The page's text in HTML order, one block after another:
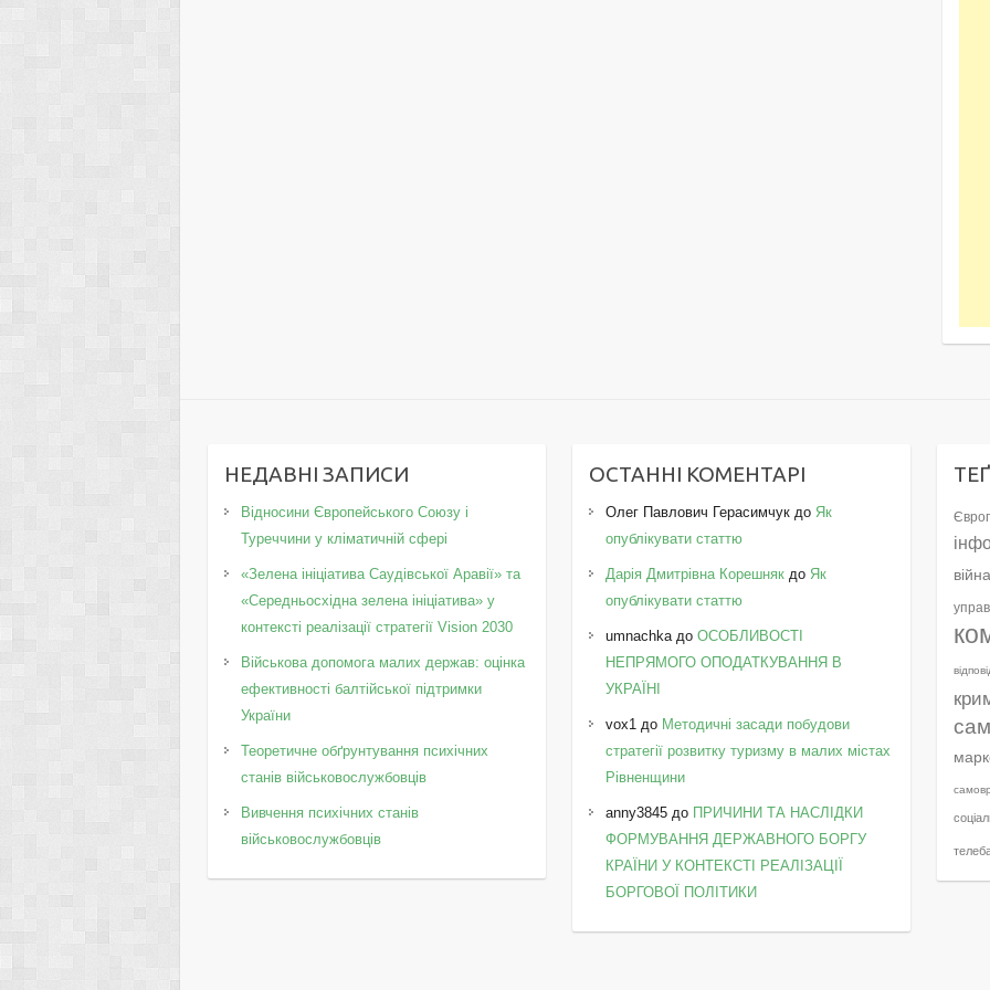
НЕДАВНІ ЗАПИСИ
Відносини Європейського Союзу і
Туреччини у кліматичній сфері
«Зелена ініціатива Саудівської Аравії» та
«Середньосхідна зелена ініціатива» у
контексті реалізації стратегії Vision 2030
Військова допомога малих держав: оцінка
ефективності балтійської підтримки
України
Теоретичне обґрунтування психічних
станів військовослужбовців
Вивчення психічних станів
військовослужбовців
ОСТАННІ КОМЕНТАРІ
Олег Павлович Герасимчук до Як
опублікувати статтю
Дарія Дмитрівна Корешняк до Як
опублікувати статтю
umnachkaдоОСОБЛИВОСТІ
НЕПРЯМОГО ОПОДАТКУВАННЯ В
УКРАЇНІ
vox1 до Методичні засади побудови
стратегії розвитку туризму в малих містах
Рівненщини
anny3845 до ПРИЧИНИ ТА НАСЛІДКИ
ФОРМУВАННЯ ДЕРЖАВНОГО БОРГУ
КРАЇНИ У КОНТЕКСТІ РЕАЛІЗАЦІЇ
БОРГОВОЇ ПОЛІТИКИ
війна